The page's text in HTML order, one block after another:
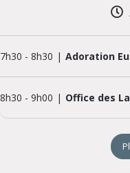
7h30 - 8h30 Adoration
8h30 - 9h00 Office des